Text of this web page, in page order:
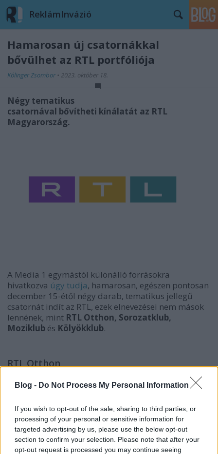
Blog - Do Not Process My Personal Information
If you wish to opt-out of the sale, sharing to third parties, or
processing of your personal or sensitive information for
targeted advertising by us, please use the below opt-out
section to confirm your selection. Please note that after your
opt-out request is processed you may continue seeing
ReklámInvázió
Hamarosan új csatornákkal
bővülhet az RTL portfóliója
Kólinger Zsombor • 2023. október 18.
Négy tematikus
csatornával bővítheti kínálatát az RTL
Magyarország.
A Media 1 egymástól különálló forrásokra
hivatkozva úgy tudja, hamarosan, egészen pontosan
december 15-étől négy darab, tematikus jellegű
csatornát indít az RTL, ezek elnevezései nem mások
lennének, mint RTL Otthon, Sorozatklub,
Moziklub és Kölyökklub.
RTL Otthon
megszólítani,gasztronómia, lakberendezésésDIY
Home-nak és a főzős csatornáknak. Ez a csatorna HD
minőségben lesz nézhető, többek között a
Konyhafőnökés aMestercukrász eddigi összes
évadjának ismétlésével.